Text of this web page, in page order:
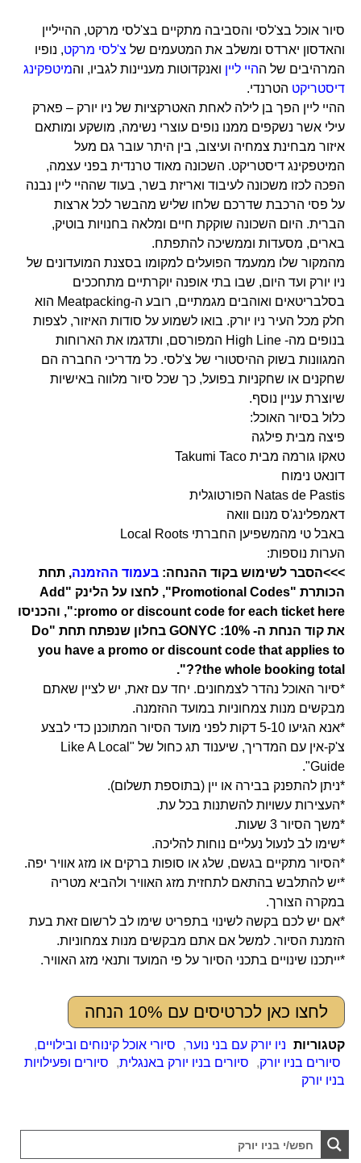
סיור אוכל בצ'לסי והסביבה מתקיים בצ'לסי מרקט, ההייליין
והאדסון יארדס ומשלב את המטעמים של צ'לסי מרקט, נופיו
המרהיבים של ההיי ליין ואנקדוטות מעניינות לגביו, והמיטפקינג
דיסטריקט הטרנדי.
ההיי ליין הפך בן לילה לאחת האטרקציות של ניו יורק – פארק
עילי אשר נשקפים ממנו נופים עוצרי נשימה, מושקע ומותאם
איזור מבחינת צמחיה ועיצוב, בין היתר עובר גם מעל
המיטפקינג דיסטריקט. השכונה מאוד טרנדית בפני עצמה,
הפכה לכזו משכונה לעיבוד ואריזת בשר, בעוד שההיי ליין נבנה
על פסי הרכבת שדרכם שלחו שליש מהבשר לכל ארצות
הברית. היום השכונה שוקקת חיים ומלאה בחנויות בוטיק,
בארים, מסעדות וממשיכה להתפתח.
מהמקור שלו ממעמד הפועלים למקומו בסצנת המועדונים של
ניו יורק ועד היום, שבו בתי אופנה יוקרתיים מתחככים
בסלבריטאים ואוהבים מגמתיים, רובע ה-Meatpacking הוא
חלק מכל העיר ניו יורק. בואו לשמוע על סודות האיזור, לצפות
בנופים מה- High Line המפורסם, ותדגמו את הארוחות
המגוונות בשוק ההיסטורי של צ'לסי. כל מדריכי החברה הם
שחקנים או שחקניות בפועל, כך שכל סיור מלווה באישיות
שיוצרת עניין נוסף.
כלול בסיור האוכל:
פיצה מבית פילגה
טאקו גורמה מבית Takumi Taco
דונאט נימוח
Natas de Pastis הפורטוגלית
דאמפלינג'ס מנום וואה
באבל טי מהמשפיען החברתי Local Roots
הערות נוספות:
>>>הסבר לשימוש בקוד ההנחה: בעמוד ההזמנה, תחת
הכותרת "Promotional Codes", לחצו על הלינק "Add
promo or discount code for each ticket here:", והכניסו
את קוד הנחת ה- 10%:
GONYC
בחלון שנפתח תחת "Do
you have a promo or discount code that applies to
the whole booking total??".
*סיור האוכל נהדר לצמחונים. יחד עם זאת, יש לציין שאתם
מבקשים מנות צמחוניות במועד ההזמנה.
*אנא הגיעו 5-10 דקות לפני מועד הסיור המתוכנן כדי לבצע
צ'ק-אין עם המדריך, שיענוד תג כחול של "Like A Local
Guide".
*ניתן להתפנק בבירה או יין (בתוספת תשלום).
*העצירות עשויות להשתנות בכל עת.
*משך הסיור 3 שעות.
*שימו לב לנעול נעליים נוחות להליכה.
*הסיור מתקיים בגשם, שלג או סופות ברקים או מזג אוויר יפה.
*יש להתלבש בהתאם לתחזית מזג האוויר ולהביא מטריה
במקרה הצורך.
*אם יש לכם בקשה לשינוי בתפריט שימו לב לרשום זאת בעת
הזמנת הסיור. למשל אם אתם מבקשים מנות צמחוניות.
*ייתכנו שינויים בתכני הסיור על פי המועד ותנאי מזג האוויר.
לחצו כאן לכרטיסים עם 10% הנחה
קטגוריות ניו יורק עם בני נוער, סיורי אוכל קינוחים ובילויים,
סיורים בניו יורק, סיורים בניו יורק באנגלית,
סיורים ופעילויות
בניו יורק